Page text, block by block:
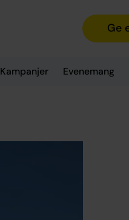
Ge
Kampanjer Evenemang